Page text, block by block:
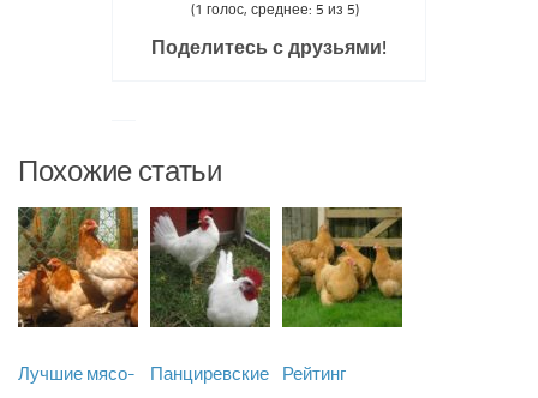
(1 голос, среднее: 5 из 5)
Поделитесь с друзьями!
Похожие статьи
Лучшие мясо-
Панциревские
Рейтинг